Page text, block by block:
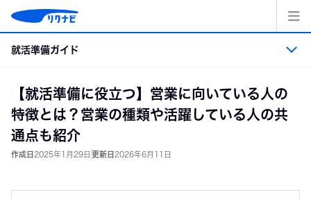
テ
キッ
就活準備ガイド
就活準備ガイド トップ
就活準備
【就活準備に役立つ】営業に向いている人の
特徴とは？営業の種類や活躍している人の共
通点も紹介
作成日 2025年1月29日 更新日 2026年6月11日